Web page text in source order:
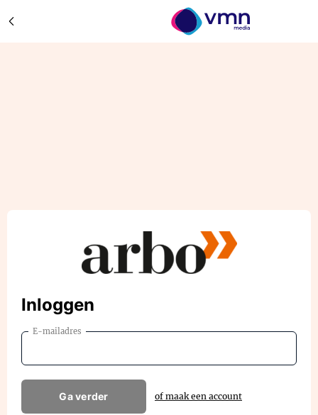
Inloggen
E-mailadres
Ga verder of maak een account